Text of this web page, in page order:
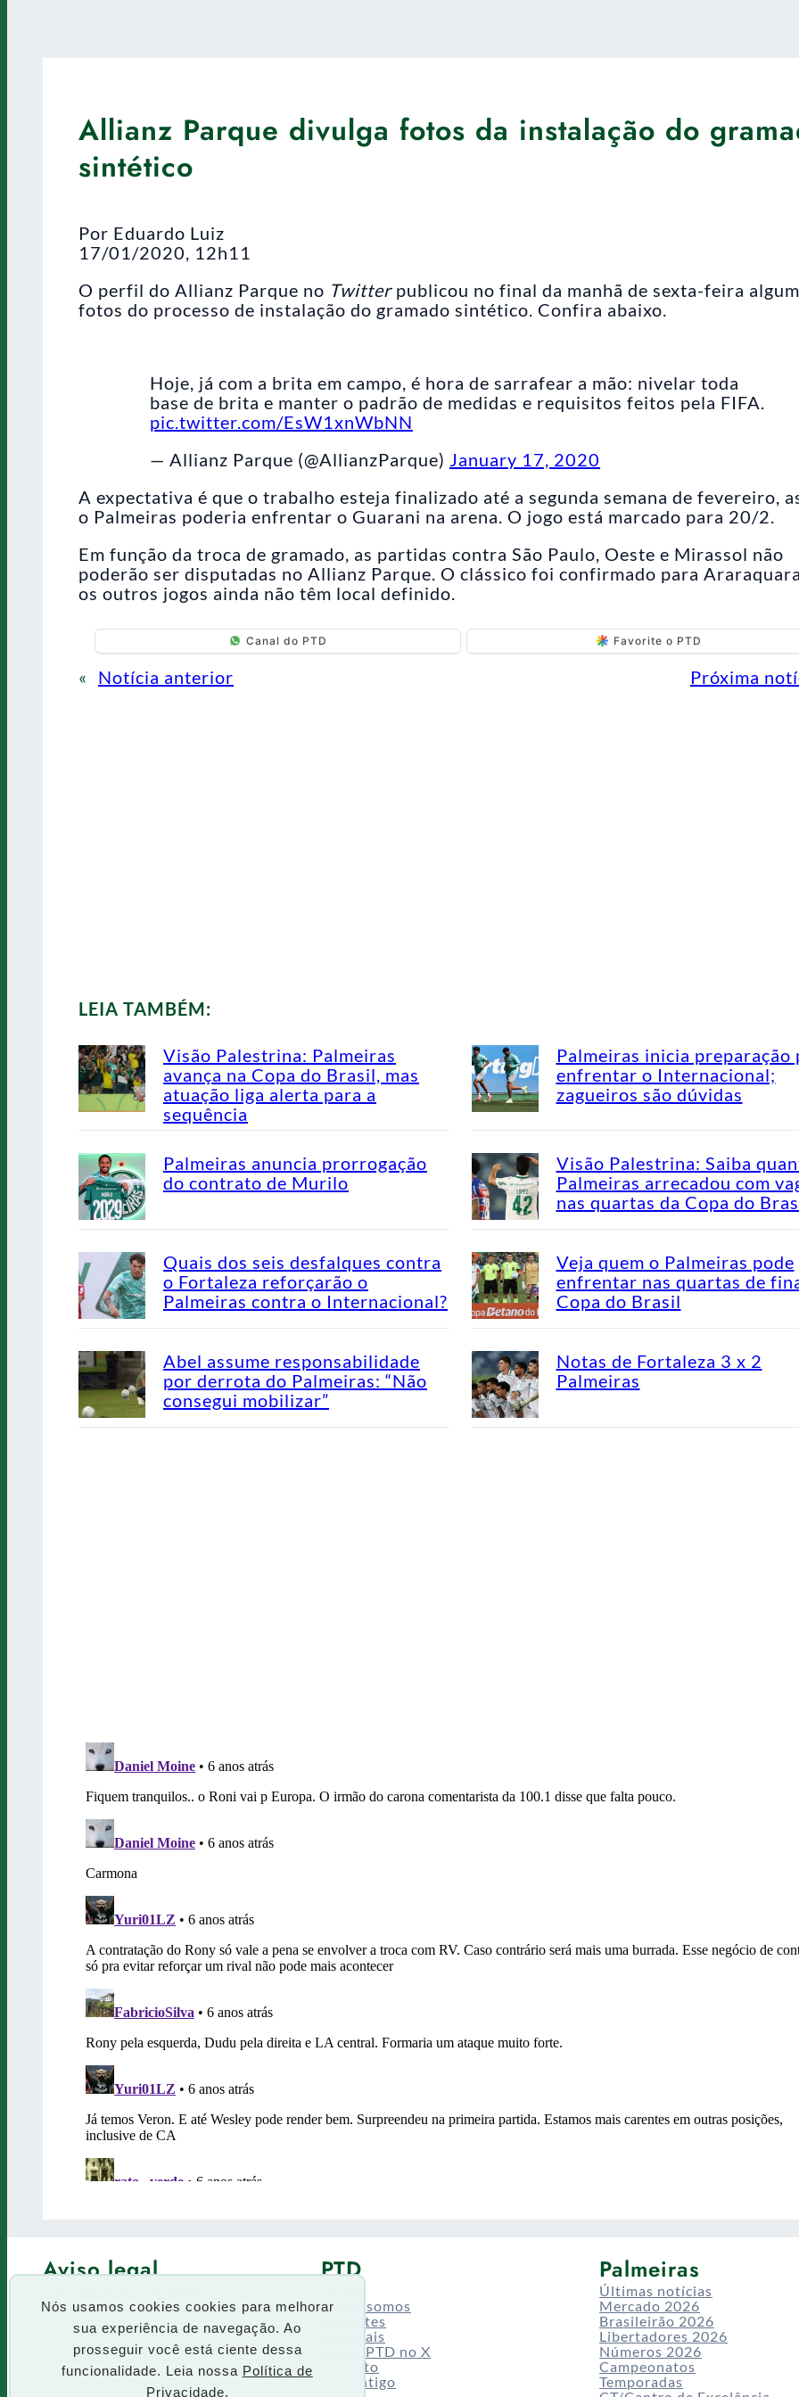
Nós usamos cookies cookies para melhorar
sua experiência de navegação. Ao
prosseguir você está ciente dessa
funcionalidade. Leia nossa Política de
Privacidade.
Allianz Parque divulga fotos da instalação do
sintético
Por Eduardo Luiz
17/01/2020, 12h11
O perfil do Allianz Parque no Twitterpublicou no final da manhã de sexta-feira
fotos do processo de instalação do gramado sintético. Confira abaixo.
Hoje, já com a brita em campo, é hora de sarrafear a mão: nivelar toda
base de brita e manter o padrão de medidas e requisitos feitos pela FIFA.
pic.twitter.com/EsW1xnWbNN
— Allianz Parque (@AllianzParque) January 17, 2020
A expectativa é que o trabalho esteja finalizado até a segunda semana de fevereiro,
o Palmeiras poderia enfrentar o Guarani na arena. O jogo está marcado para 20/2.
Em função da troca de gramado, as partidas contra São Paulo, Oeste e Mirassol não
poderão ser disputadas no Allianz Parque. O clássico foi confirmado para
os outros jogos ainda não têm local definido.
Canal do PTD Favorite o PTD
« Notícia anterior Próxima
LEIA TAMBÉM:
Visão Palestrina: Palmeiras
avança na Copa do Brasil, mas
atuação liga alerta para a
sequência
Palmeiras inicia preparação
enfrentar o Internacional;
zagueiros são dúvidas
Palmeiras anuncia prorrogação
do contrato de Murilo
Visão Palestrina: Saiba
Palmeiras arrecadou com
nas quartas da Copa do
Quais dos seis desfalques contra
o Fortaleza reforçarão o
Palmeiras contra o Internacional?
Veja quem o Palmeiras pode
enfrentar nas quartas de
Copa do Brasil
Abel assume responsabilidade
por derrota do Palmeiras: “Não
consegui mobilizar”
Notas de Fortaleza 3 x 2
Palmeiras
Aviso legal
Termos de uso
PTD
Quem somos
Enquetes
Especiais
Siga o PTD no X
Contato
Site antigo
Palmeiras
Últimas notícias
Mercado 2026
Brasileirão 2026
Libertadores 2026
Números 2026
Campeonatos
Temporadas